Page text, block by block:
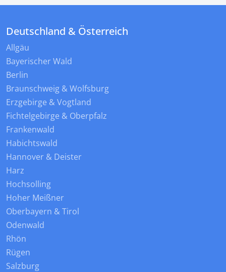
Deutschland & Österreich
Allgäu
Bayerischer Wald
Berlin
Braunschweig & Wolfsburg
Erzgebirge & Vogtland
Fichtelgebirge & Oberpfalz
Frankenwald
Habichtswald
Hannover & Deister
Harz
Hochsolling
Hoher Meißner
Oberbayern & Tirol
Odenwald
Rhön
Rügen
Salzburg